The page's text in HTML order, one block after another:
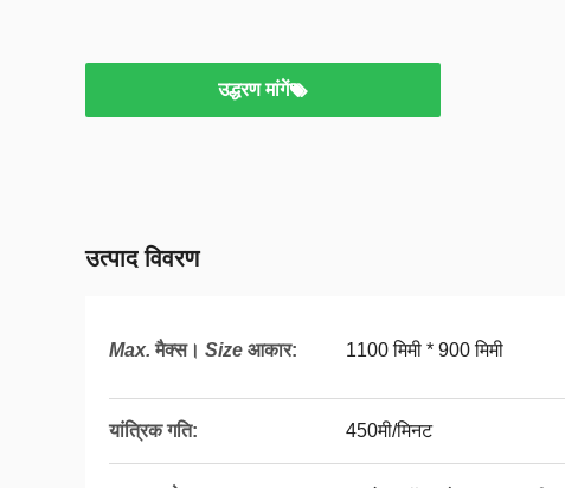
उद्धरण मांगें
उत्पाद विवरण
Max. मैक्स। Size आकार: 1100 मिमी * 900 मिमी
यांत्रिक गति: 450मी/मिनट